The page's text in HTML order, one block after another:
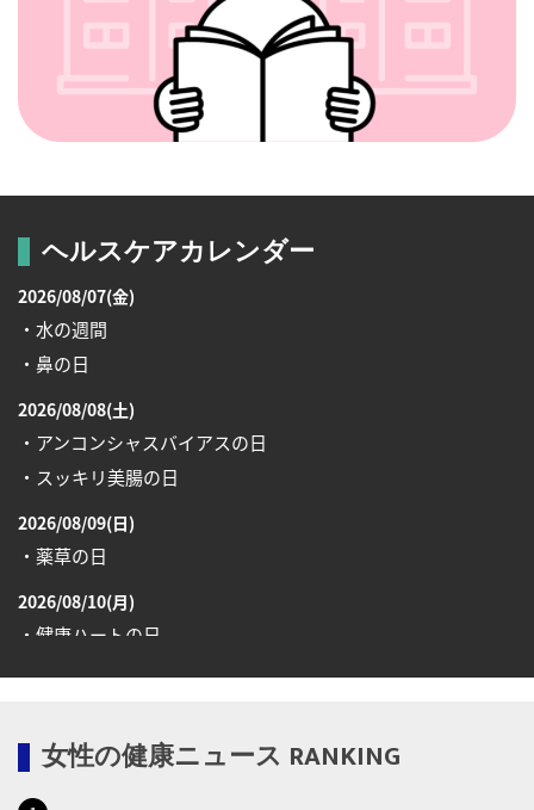
ヘルスケアカレンダー
2026/08/07(金)
・水の週間
・鼻の日
2026/08/08(土)
・アンコンシャスバイアスの日
・スッキリ美腸の日
2026/08/09(日)
・薬草の日
2026/08/10(月)
・健康ハートの日
・育児の日
2026/08/13(木)
女性の健康ニュース RANKING